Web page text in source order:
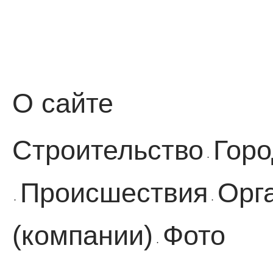
О сайте
Строительство ·
· Происшествия ·
(компании)
·
Фото